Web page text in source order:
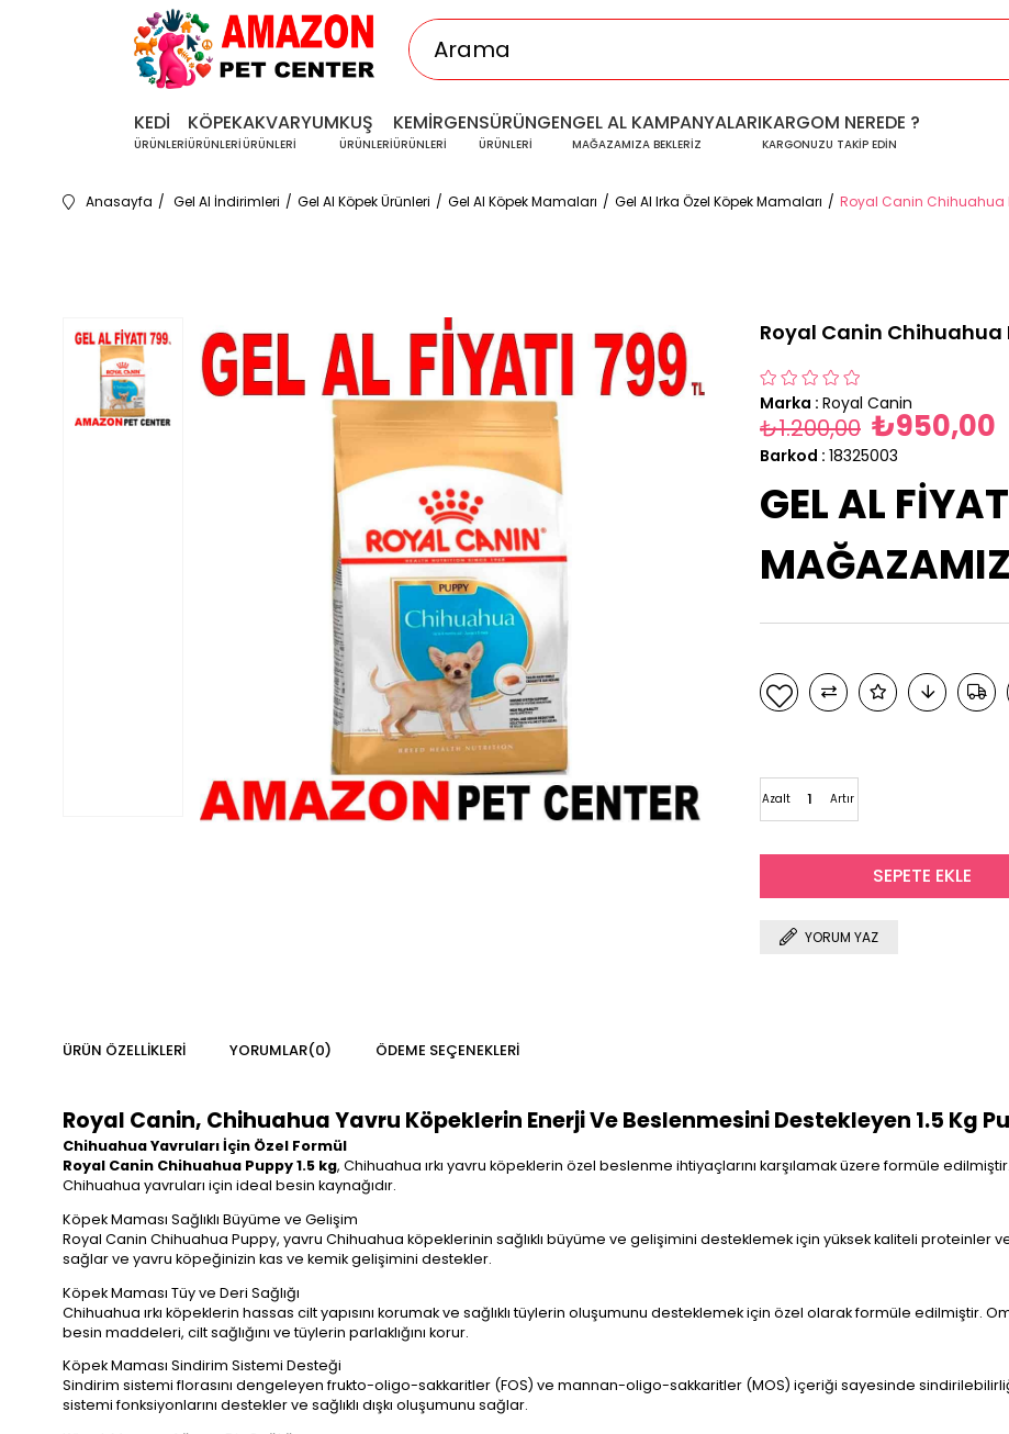
KEDİ
ÜRÜNLERİ
KÖPEK
ÜRÜNLERİ
AKVARYUM
ÜRÜNLERİ
KUŞ
ÜRÜNLERİ
KEMİRGEN
ÜRÜNLERİ
SÜRÜNGEN
ÜRÜNLERİ
GEL AL KAMPANYALARI
MAĞAZAMIZA BEKLERİZ
KARGOM NEREDE ?
KARGONUZU TAKİP EDİN
Anasayfa Gel Al İndirimleri Gel Al Köpek Ürünleri Gel Al Köpek Mamaları Gel Al Irka Özel Köpek Mamaları Royal Canin Chihuahua
Royal Canin Chihuahua
Marka : Royal Canin
₺1.200,00 ₺950,00
Barkod : 18325003
GEL AL
Artır
Azalt
YORUM YAZ
ÜRÜN ÖZELLIKLERI YORUMLAR(0) ÖDEME SEÇENEKLERI
Royal Canin, Chihuahua Yavru Köpeklerin Enerji Ve Beslenmesini Destekleyen 1.5 Kg
Chihuahua Yavruları İçin Özel Formül
Royal Canin Chihuahua Puppy 1.5 kg, Chihuahua ırkı yavru köpeklerin özel beslenme ihtiyaçlarını karşılamak üzere formüle
Chihuahua yavruları için ideal besin kaynağıdır.
Köpek Maması Sağlıklı Büyüme ve Gelişim
Royal Canin Chihuahua Puppy, yavru Chihuahua köpeklerinin sağlıklı büyüme ve gelişimini desteklemek için yüksek kaliteli proteinler
sağlar ve yavru köpeğinizin kas ve kemik gelişimini destekler.
Köpek Maması Tüy ve Deri Sağlığı
Chihuahua ırkı köpeklerin hassas cilt yapısını korumak ve sağlıklı tüylerin oluşumunu desteklemek için özel olarak formüle
besin maddeleri, cilt sağlığını ve tüylerin parlaklığını korur.
Köpek Maması Sindirim Sistemi Desteği
Sindirim sistemi florasını dengeleyen frukto-oligo-sakkaritler (FOS) ve mannan-oligo-sakkaritler (MOS) içeriği sayesinde
sistemi fonksiyonlarını destekler ve sağlıklı dışkı oluşumunu sağlar.